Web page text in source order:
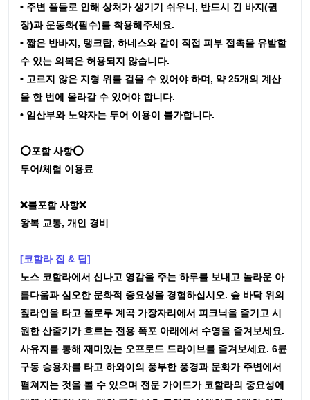
• 주변 풀들로 인해 상처가 생기기 쉬우니, 반드시 긴 바지(권
장)과 운동화(필수)를 착용해주세요.
• 짧은 반바지, 탱크탑, 하네스와 같이 직접 피부 접촉을 유발할
수 있는 의복은 허용되지 않습니다.
• 고르지 않은 지형 위를 걸을 수 있어야 하며, 약 25개의 계산
을 한 번에 올라갈 수 있어야 합니다.
• 임산부와 노약자는 투어 이용이 불가합니다.
⭕포함 사항⭕
투어/체험 이용료
❌불포함 사항❌
왕복 교통, 개인 경비
[코할라 집 & 딥]
노스 코할라에서 신나고 영감을 주는 하루를 보내고 놀라운 아
름다움과 심오한 문화적 중요성을 경험하십시오. 숲 바닥 위의
짚라인을 타고 폴로루 계곡 가장자리에서 피크닉을 즐기고 시
원한 산줄기가 흐르는 전용 폭포 아래에서 수영을 즐겨보세요.
사유지를 통해 재미있는 오프로드 드라이브를 즐겨보세요. 6륜
구동 승용차를 타고 하와이의 풍부한 풍경과 문화가 주변에서
펼쳐지는 것을 볼 수 있으며 전문 가이드가 코할라의 중요성에